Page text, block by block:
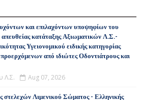
και επιλαχόντων υποψηφίων του
απευθείας κατάταξης Αξιωματικών Λ.Σ.-
Υγειονομικού ειδικής κατηγορίας
από ιδιώτες Οδοντιάτρους και
Λ.Σ. Aug 07, 2026
στελεχών Λιμενικού Σώματος - Ελληνικής